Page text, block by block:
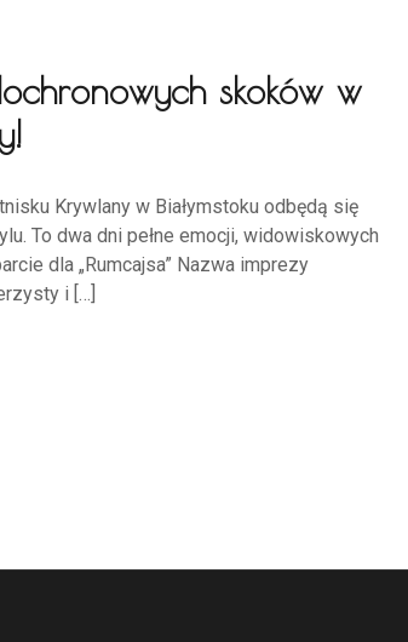
skoków w
Krywlany w Białymstoku odbędą się
To dwa dni pełne emocji, widowiskowych
dla „Rumcajsa” Nazwa imprezy
i […]